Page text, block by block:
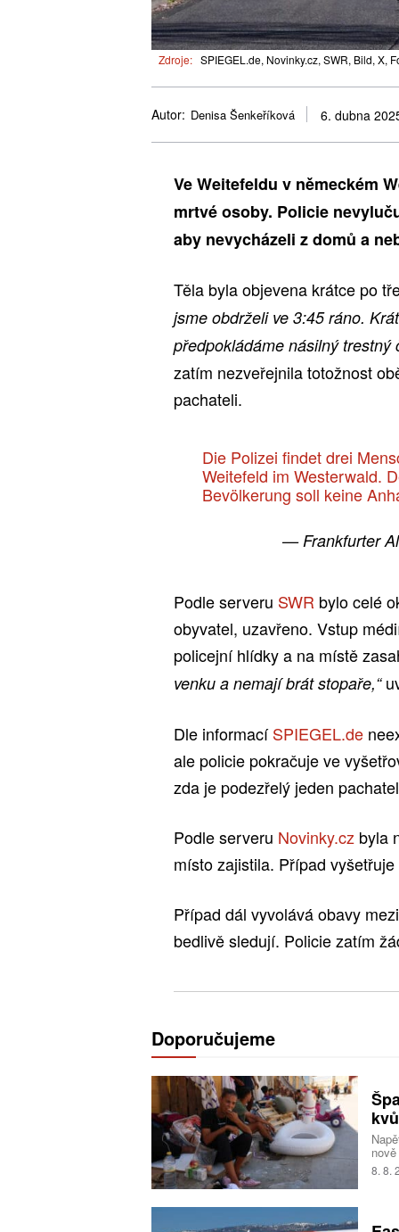
Zdroje: SPIEGEL.de, Novinky.cz, SWR, Bild, X,
Autor: Denisa Šenkeříková 6. dubna
Ve Weitefeldu v německém
mrtvé osoby. Policie
aby nevycházeli z domů a
Těla byla objevena krátce po
jsme obdrželi ve 3:45 ráno.
předpokládáme násilný trestný
zatím nezveřejnila totožnost
pachateli.
Die Polizei findet drei
Weitefeld im Westerwald.
Bevölkerung soll keine
— Frankfurter
Podle serveru SWR bylo celé
obyvatel, uzavřeno. Vstup
policejní hlídky a na místě
venku a nemají brát stopaře,“
Dle informacíSPIEGEL.de
ale policie pokračuje ve
zda je podezřelý jeden
Podle serveru Novinky.cz byla
místo zajistila. Případ
Případ dál vyvolává obavy
bedlivě sledují. Policie zatím
Doporučujeme
pro
8. 8.